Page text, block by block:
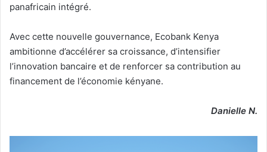
panafricain intégré.
Avec cette nouvelle gouvernance, Ecobank Kenya
ambitionne d’accélérer sa croissance, d’intensifier
l’innovation bancaire et de renforcer sa contribution au
financement de l’économie kényane.
Danielle N.